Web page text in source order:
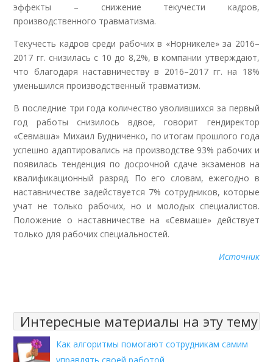
эффекты – снижение текучести кадров,
производственного травматизма.
Текучесть кадров среди рабочих в «Норникеле» за 2016–
2017 гг. снизилась с 10 до 8,2%, в компании утверждают,
что благодаря наставничеству в 2016–2017 гг. на 18%
уменьшился производственный травматизм.
В последние три года количество уволившихся за первый
год работы снизилось вдвое, говорит гендиректор
«Севмаша» Михаил Будниченко, по итогам прошлого года
успешно адаптировались на производстве 93% рабочих и
появилась тенденция по досрочной сдаче экзаменов на
квалификационный разряд. По его словам, ежегодно в
наставничестве задействуется 7% сотрудников, которые
учат не только рабочих, но и молодых специалистов.
Положение о наставничестве на «Севмаше» действует
только для рабочих специальностей.
Источник
Интересные материалы на эту тему
Как алгоритмы помогают сотрудникам самим